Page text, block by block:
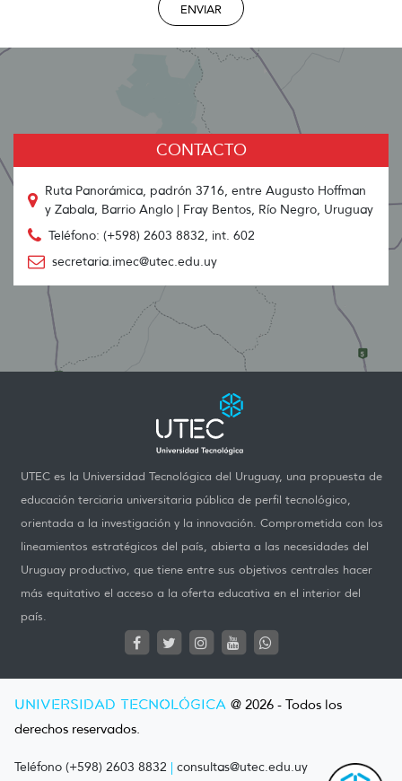
ENVIAR
CONTACTO
Ruta Panorámica, padrón 3716, entre Augusto Hoffman
y Zabala, Barrio Anglo | Fray Bentos, Río Negro, Uruguay
Teléfono: (+598) 2603 8832, int. 602
secretaria.imec@utec.edu.uy
UTEC es la Universidad Tecnológica del Uruguay, una propuesta de
educación terciaria universitaria pública de perfil tecnológico,
orientada a la investigación y la innovación. Comprometida con los
lineamientos estratégicos del país, abierta a las necesidades del
Uruguay productivo, que tiene entre sus objetivos centrales hacer
más equitativo el acceso a la oferta educativa en el interior del
país.
UNIVERSIDAD TECNOLÓGICA @ 2026 - Todos los
derechos reservados.
Teléfono (+598) 2603 8832 | consultas@utec.edu.uy